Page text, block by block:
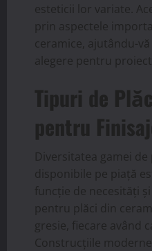
esteticii lor variate.
prin aspectele
ceramice, ajutându-
alegere pentru
Tipuri de
pentru
Diversitatea gamei de
disponibile pe piață
funcție de necesități
pentru plăci din
gresie, fiecare având
Construcțiile